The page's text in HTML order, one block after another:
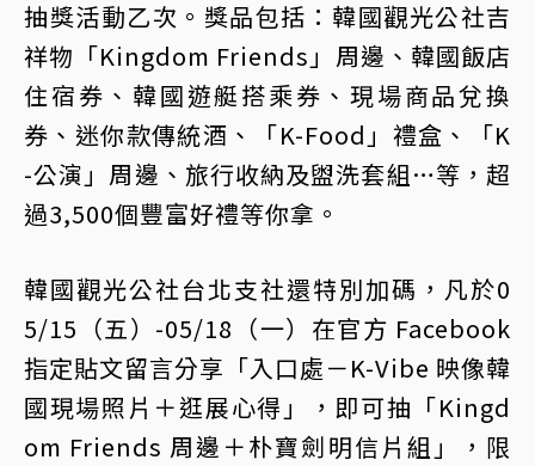
抽獎活動乙次。獎品包括：韓國觀光公社吉
祥物「Kingdom Friends」周邊、韓國飯店
住宿券、韓國遊艇搭乘券、現場商品兌換
券、迷你款傳統酒、「K-Food」禮盒、「K
-公演」周邊、旅行收納及盥洗套組…等，超
過3,500個豐富好禮等你拿。
韓國觀光公社台北支社還特別加碼，凡於0
5/15（五）-05/18（一）在官方 Facebook
指定貼文留言分享「入口處－K-Vibe 映像韓
國現場照片＋逛展心得」，即可抽「Kingd
om Friends 周邊＋朴寶劍明信片組」，限